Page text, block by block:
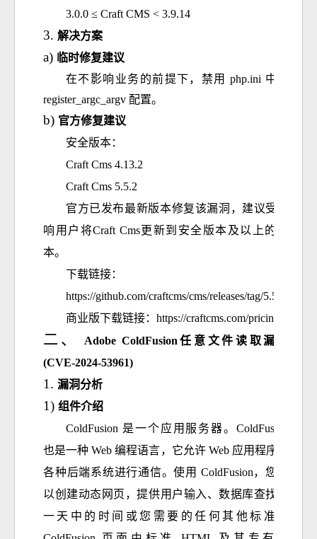
3.0.0 ≤ Craft CMS < 3.9.14
解决方案
临时修复建议
在不影响业务的前提下，禁用
register_argc_argv 配置。
官方修复建议
安全版本：
Craft Cms 4.13.2
Craft Cms 5.5.2
官方已发布最新版本修复该漏洞，建议受影
响用户将Craft Cms更新到安全版本及以上的版
本。
下载链接：
https://github.com/craftcms/cms/releases/tag/5.5.7
商业版下载链接： https://craftcms.com/pricing
Adobe ColdFusion任意文件读取漏洞
(CVE-2024-53961)
漏洞分析
组件介绍
ColdFusion 是一个应用服务器。ColdFusion
也是一种 Web 编程语言，它允许 Web 应用程序与
各种后端系统进行通信。使用 ColdFusion，您可
以创建动态网页，提供用户输入、数据库查找、
一天中的时间或您需要的任何其他标准。